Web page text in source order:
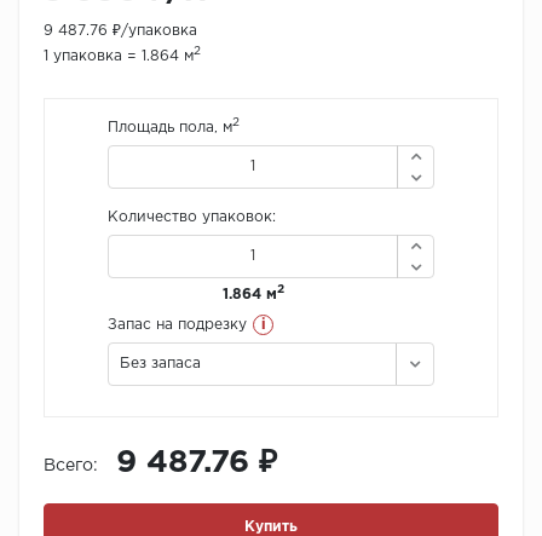
9 487.76 ₽/упаковка
1 упаковка = 1.864 м2
Площадь пола, м2
Количество упаковок:
1.864 м2
Запас на подрезку i
Без запаса
Всего: 9 487.76 ₽
Купить